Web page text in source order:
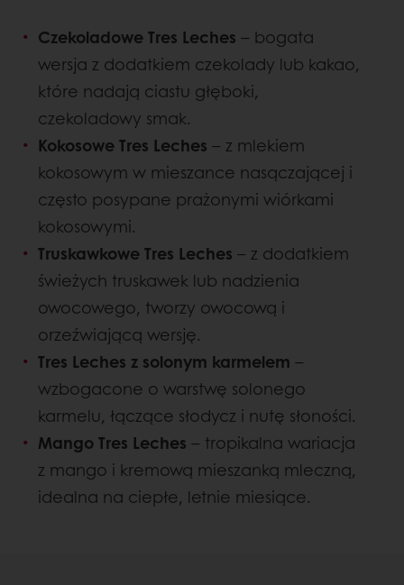
Czekoladowe Tres Leches – bogata
wersja z dodatkiem czekolady lub kakao,
które nadają ciastu głęboki,
czekoladowy smak.
Kokosowe Tres Leches – z mlekiem
kokosowym w mieszance nasączającej i
często posypane prażonymi wiórkami
kokosowymi.
Truskawkowe Tres Leches – z dodatkiem
świeżych truskawek lub nadzienia
owocowego, tworzy owocową i
orzeźwiającą wersję.
Tres Leches z solonym karmelem –
wzbogacone o warstwę solonego
karmelu, łączące słodycz i nutę słoności.
Mango Tres Leches – tropikalna wariacja
z mango i kremową mieszanką mleczną,
idealna na ciepłe, letnie miesiące.